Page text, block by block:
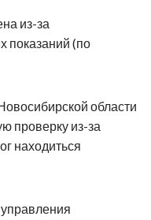
из-за
показаний (по
области
проверку из-за
находиться